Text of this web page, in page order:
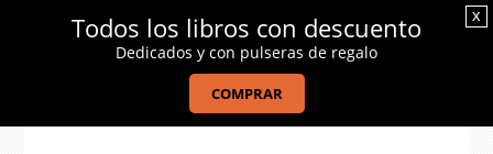
Todos los libros con descuento
Dedicados y con pulseras de regalo
COMPRAR
x